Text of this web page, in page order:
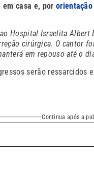
em casa e, por
Hospital Israelita
cirúrgica. O cantor
em repouso até o
serão ressarcidos
Continua após a